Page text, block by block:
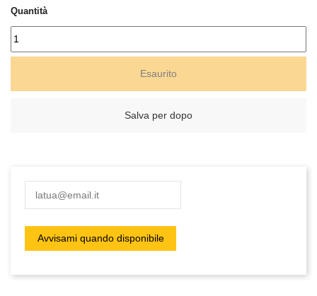
Quantità
Esaurito
Salva per dopo